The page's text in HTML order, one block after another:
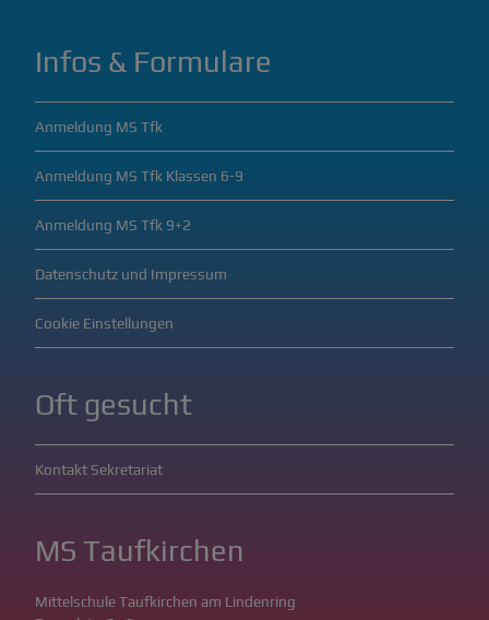
Infos & Formulare
Anmeldung MS Tfk
Anmeldung MS Tfk Klassen 6-9
Anmeldung MS Tfk 9+2
Datenschutz und Impressum
Cookie Einstellungen
Oft gesucht
Kontakt Sekretariat
MS Taufkirchen
Mittelschule Taufkirchen am Lindenring